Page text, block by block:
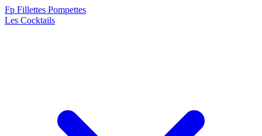
Fp Fillettes Pompettes
Les Cocktails